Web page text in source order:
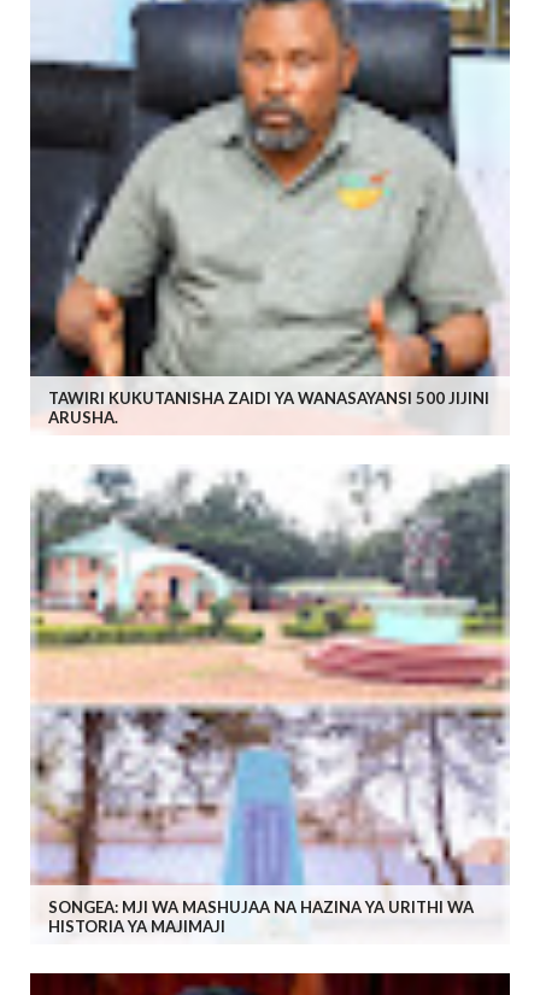
TAWIRI KUKUTANISHA ZAIDI YA WANASAYANSI 500 JIJINI
ARUSHA.
SONGEA: MJI WA MASHUJAA NA HAZINA YA URITHI WA
HISTORIA YA MAJIMAJI